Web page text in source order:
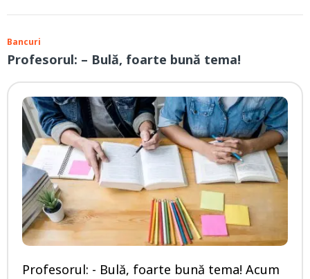
Bancuri
Profesorul: – Bulă, foarte bună tema!
Profesorul: - Bulă, foarte bună tema! Acum